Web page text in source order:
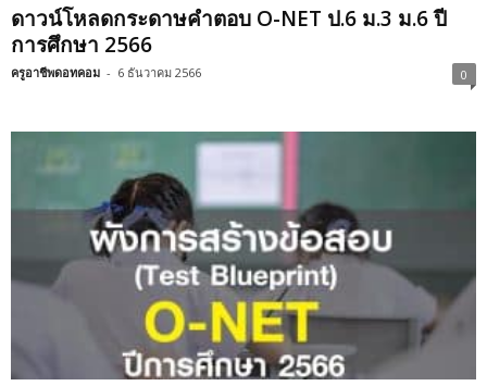
ดาวน์โหลดกระดาษคำตอบ O-NET ป.6 ม.3 ม.6 ปี
การศึกษา 2566
ครูอาชีพดอทคอม - 6 ธันวาคม 2566 0